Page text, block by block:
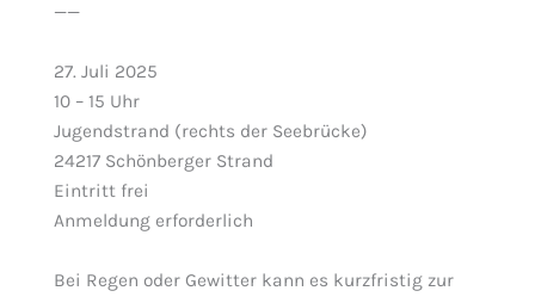
——
27. Juli 2025
10 – 15 Uhr
Jugendstrand (rechts der Seebrücke)
24217 Schönberger Strand
Eintritt frei
Anmeldung erforderlich
Bei Regen oder Gewitter kann es kurzfristig zur